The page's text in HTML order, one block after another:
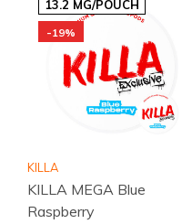
13.2 MG/POUCH
-19%
KILLA
KILLA MEGA Blue
Raspberry